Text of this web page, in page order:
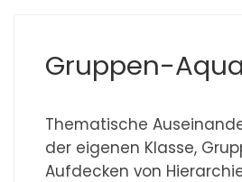
Gruppen-
Thematische
der eigenen Klasse,
Aufdecken von